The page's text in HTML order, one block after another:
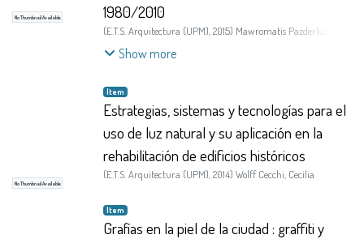
No Thumbnail Available
1980/2010
(E.T.S. Arquitectura (UPM) 2015) Mawromatis Pazderka,
Constantino
Show more
No Thumbnail Available
Item
Estrategias, sistemas y tecnologías para el
uso de luz natural y su aplicación en la
rehabilitación de edificios históricos
(E.T.S. Arquitectura (UPM) 2014) Wolff Cecchi, Cecilia
Item
Grafías en la piel de la ciudad : graffiti y